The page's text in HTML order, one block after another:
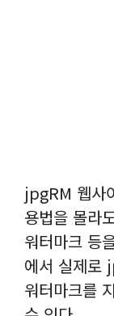
jpgRM 웹사
용법을 몰라
워터마크 등
에서 실제로
워터마크를